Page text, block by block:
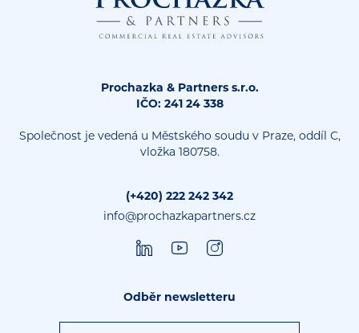
Prochazka & Partners s.r.o.
IČO: 241 24 338
Společnost je vedená u Městského soudu v Praze, oddíl C,
vložka 180758.
(+420) 222 242 342
info@prochazkapartners.cz
Odběr newsletteru